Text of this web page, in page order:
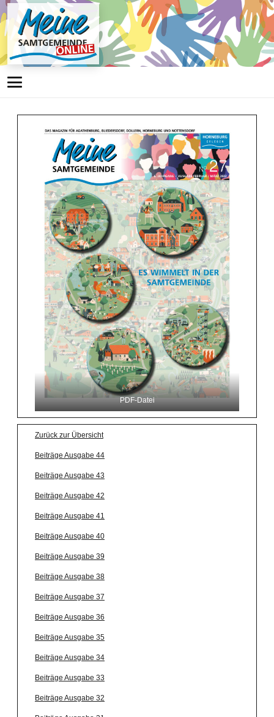
PDF-Datei
Zurück zur Übersicht
Beiträge Ausgabe 44
Beiträge Ausgabe 43
Beiträge Ausgabe 42
Beiträge Ausgabe 41
Beiträge Ausgabe 40
Beiträge Ausgabe 39
Beiträge Ausgabe 38
Beiträge Ausgabe 37
Beiträge Ausgabe 36
Beiträge Ausgabe 35
Beiträge Ausgabe 34
Beiträge Ausgabe 33
Beiträge Ausgabe 32